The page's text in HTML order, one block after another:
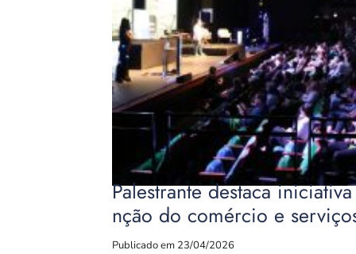
Palestrante destaca
nção do comércio e
Publicado em 23/04/2026